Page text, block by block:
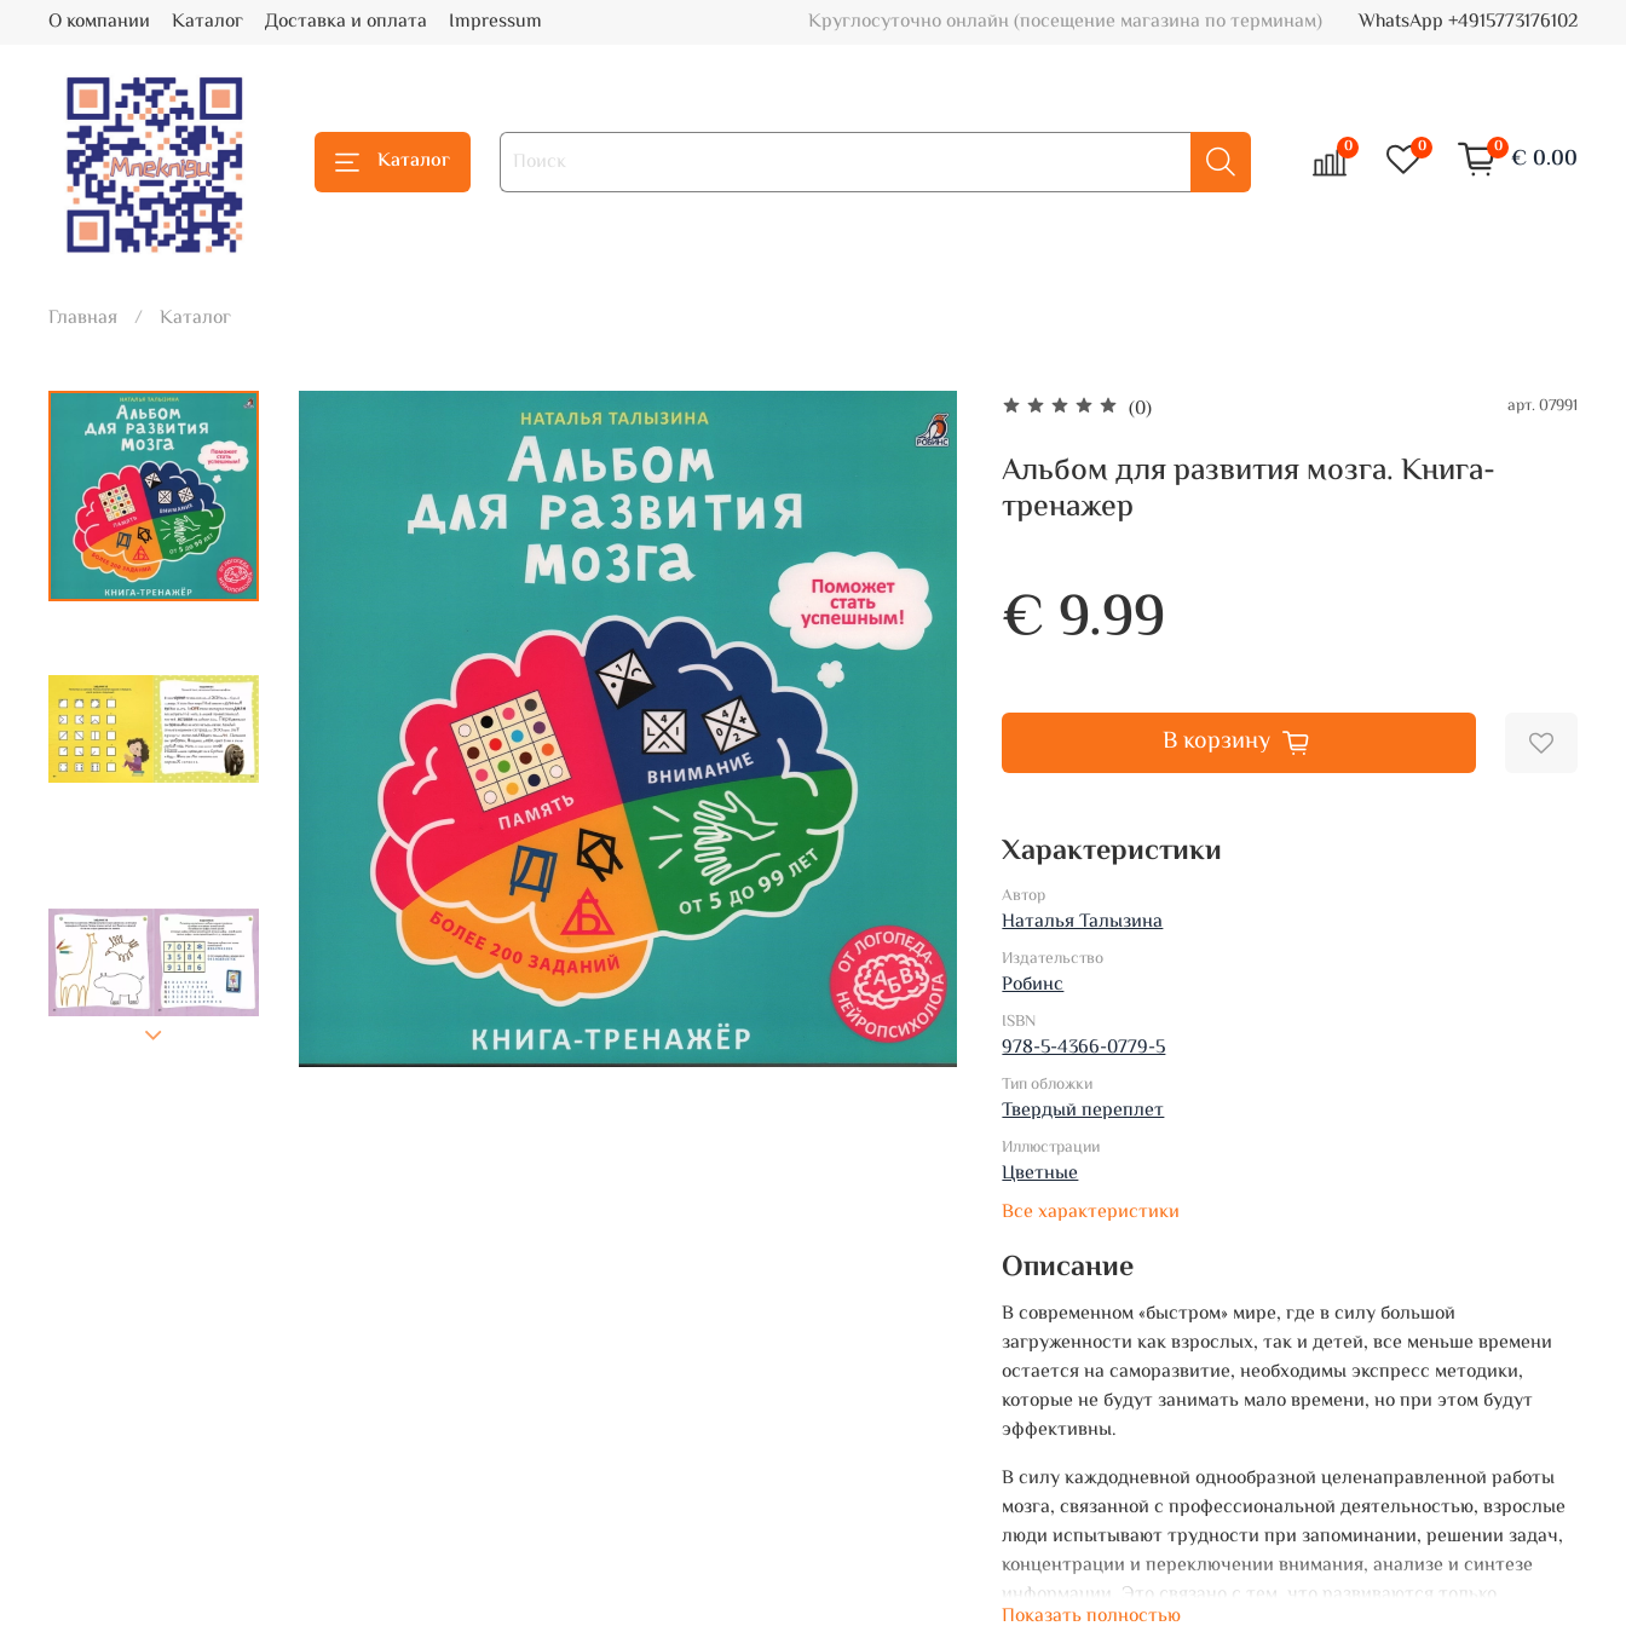
О компании Каталог Доставка и оплата Impressum Круглосуточно онлайн (посещение магазина по терминам) WhatsApp +4915773176102
Каталог 0 0 0 € 0.00
Главная Каталог
(0) арт.07991
Альбом для развития мозга. Книга-
тренажер
€ 9.99
В корзину
Характеристики
Автор
Наталья Талызина
Издательство
Робинс
ISBN
978-5-4366-0779-5
Тип обложки
Твердый переплет
Иллюстрации
Цветные
Все характеристики
Описание
В современном «быстром» мире, где в силу большой
загруженности как взрослых, так и детей, все меньше времени
остается на саморазвитие, необходимы экспресс методики,
которые не будут занимать мало времени, но при этом будут
эффективны.
В силу каждодневной однообразной целенаправленной работы
мозга, связанной с профессиональной деятельностью, взрослые
люди испытывают трудности при запоминании, решении задач,
концентрации и переключении внимания, анализе и синтезе
информации. Это связано с тем, что развиваются только
Показать полностью